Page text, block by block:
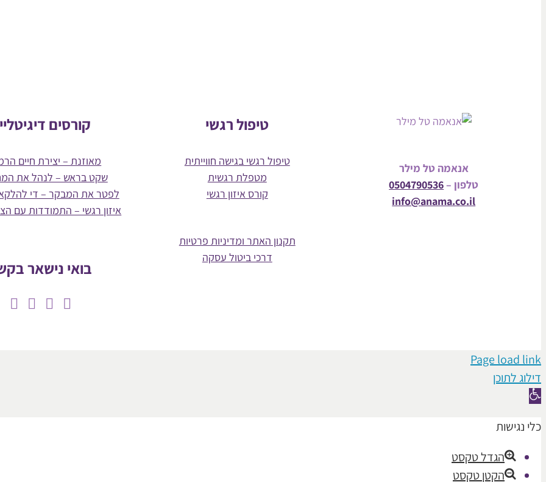
אנאמה טל מילר
טלפון –0504790536
info@anama.co.il
טיפול רגשי
טיפול רגשי בגישה חווייתית
מטפלת רגשית
קורס איזון רגשי
תקנון האתר ומדיניות פרטיות
דרכי ביטול עסקה
קורסים
מאוזנת – יצירת חיים
שקט בראש – לנהל את
לפטר את המבקר – די
איזון רגשי – התמודדות עם
בואי נישאר
Page load link
דילוג לתוכן
פתח
נגישות
כלי נגישות
הגדל טקסט
הקטן טקסט